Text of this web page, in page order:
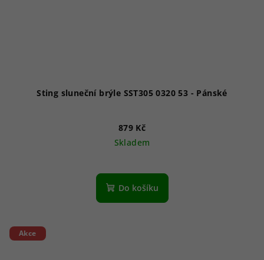
Sting sluneční brýle SST305 0320 53 - Pánské
879 Kč
Skladem
Do košíku
Akce